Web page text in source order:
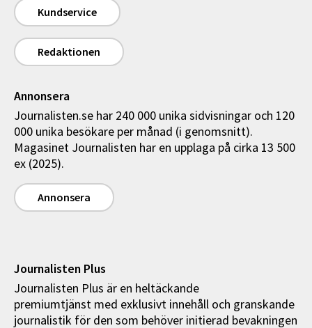
Kundservice
Redaktionen
Annonsera
Journalisten.se har 240 000 unika sidvisningar och 120
000 unika besökare per månad (i genomsnitt).
Magasinet Journalisten har en upplaga på cirka 13 500
ex (2025).
Annonsera
Journalisten Plus
Journalisten Plus är en heltäckande
premiumtjänst med exklusivt innehåll och granskande
journalistik för den som behöver initierad bevakningen